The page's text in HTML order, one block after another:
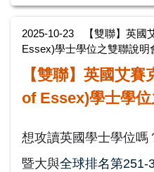
2025-10-23
【雙聯】英
Essex)學士學位之雙聯說明
【雙聯】英國艾
of Essex)學士學
想攻讀英國學士學位嗎
暨大與全球排名第251-